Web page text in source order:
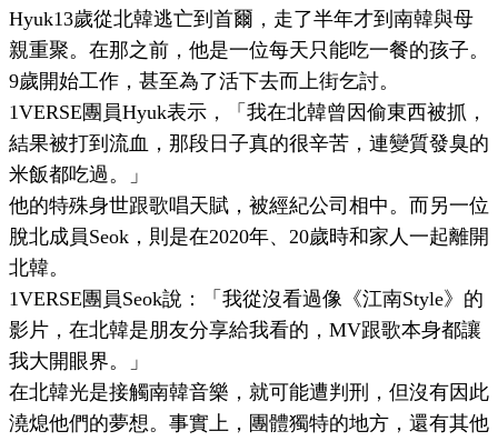
Hyuk13歲從北韓逃亡到首爾，走了半年才到南韓與母
親重聚。在那之前，他是一位每天只能吃一餐的孩子。
9歲開始工作，甚至為了活下去而上街乞討。
1VERSE團員Hyuk表示，「我在北韓曾因偷東西被抓，
結果被打到流血，那段日子真的很辛苦，連變質發臭的
米飯都吃過。」
他的特殊身世跟歌唱天賦，被經紀公司相中。而另一位
脫北成員Seok，則是在2020年、20歲時和家人一起離開
北韓。
1VERSE團員Seok說：「我從沒看過像《江南Style》的
影片，在北韓是朋友分享給我看的，MV跟歌本身都讓
我大開眼界。」
在北韓光是接觸南韓音樂，就可能遭判刑，但沒有因此
澆熄他們的夢想。事實上，團體獨特的地方，還有其他